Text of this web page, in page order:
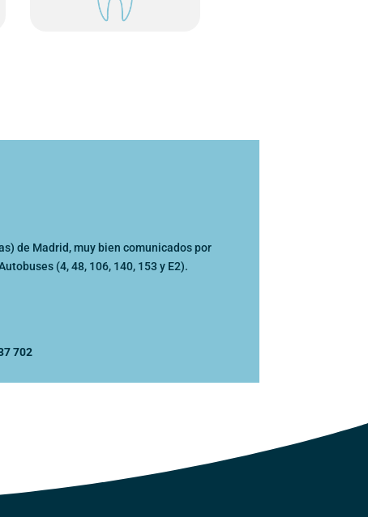
de Madrid, muy bien comunicados por
(4, 48, 106, 140, 153 y E2).
702